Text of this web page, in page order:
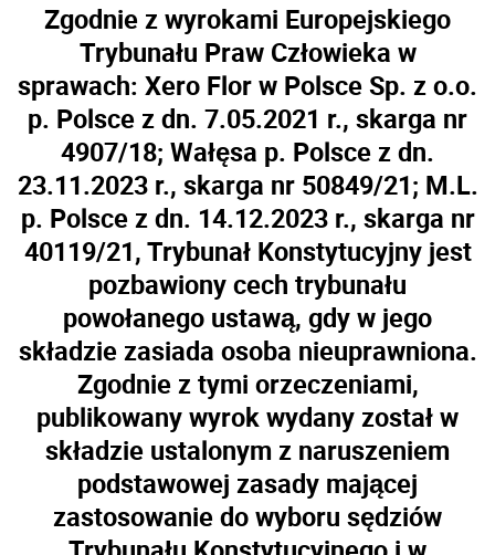
Zgodnie z wyrokami Europejskiego
Trybunału Praw Człowieka w
sprawach: Xero Flor w Polsce Sp. z o.o.
p. Polsce z dn. 7.05.2021 r., skarga nr
4907/18; Wałęsa p. Polsce z dn.
23.11.2023 r., skarga nr 50849/21; M.L.
p. Polsce z dn. 14.12.2023 r., skarga nr
40119/21, Trybunał Konstytucyjny jest
pozbawiony cech trybunału
powołanego ustawą, gdy w jego
składzie zasiada osoba nieuprawniona.
Zgodnie z tymi orzeczeniami,
publikowany wyrok wydany został w
składzie ustalonym z naruszeniem
podstawowej zasady mającej
zastosowanie do wyboru sędziów